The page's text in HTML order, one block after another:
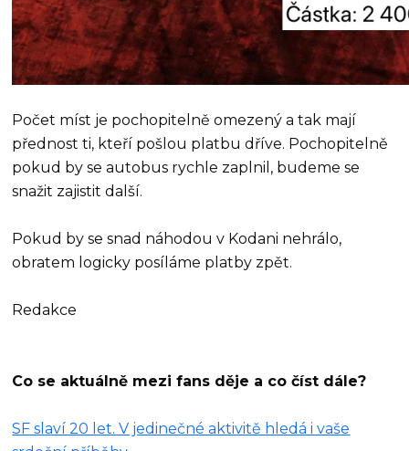
Počet míst je pochopitelně omezený a tak mají
přednost ti, kteří pošlou platbu dříve. Pochopitelně
pokud by se autobus rychle zaplnil, budeme se
snažit zajistit další.
Pokud by se snad náhodou v Kodani nehrálo,
obratem logicky posíláme platby zpět.
Redakce
Co se aktuálně mezi fans děje a co číst dále?
SF slaví 20 let. V jedinečné aktivitě hledá i vaše